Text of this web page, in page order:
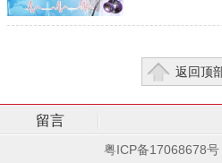
返回顶
留言
粤ICP备17068678号